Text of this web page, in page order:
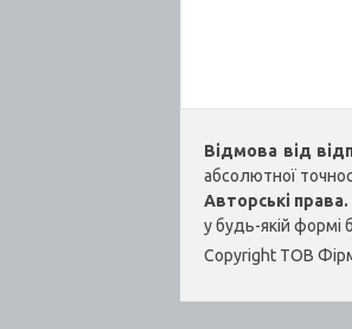
Відмова від
абсолютної
Авторські права.
у будь-якій формі
Copyright ТОВ